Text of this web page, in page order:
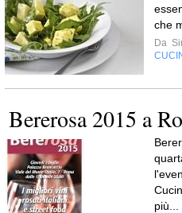
che
Da
Bererosa 2015 a
più...